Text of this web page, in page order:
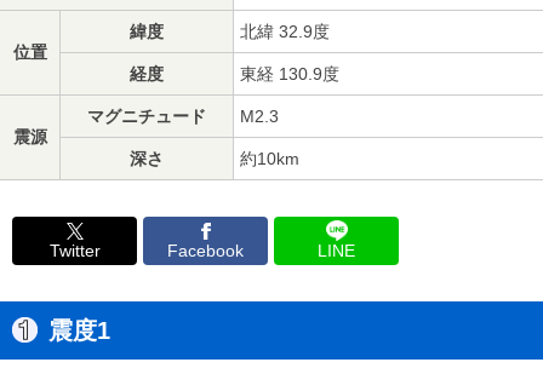
位置
緯度 北緯 32.9度
経度 東経 130.9度
震源
マグニチュード M2.3
深さ 約10km
Twitter Facebook LINE
震度1